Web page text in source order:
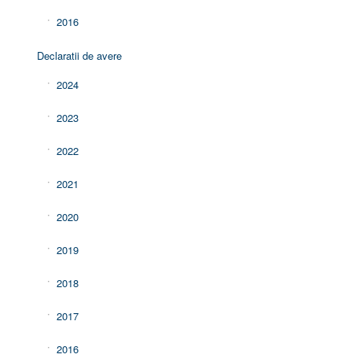
2016
Declaratii de avere
2024
2023
2022
2021
2020
2019
2018
2017
2016